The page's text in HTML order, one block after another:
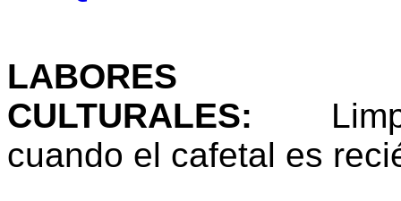
LABORES
CULTURALES:
cuando el cafetal es